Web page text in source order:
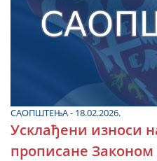
САОПШТЕЊА - 18.02.2026.
Усклађени износи
прописане